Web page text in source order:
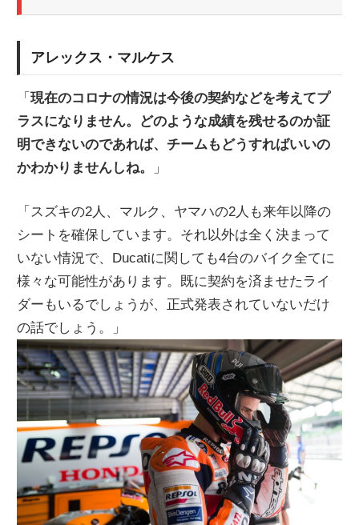
アレックス・マルケス
「現在のコロナの情況は今後の契約などを考えてプ
ラスになりません。どのような成績を残せるのか証
明できないのであれば、チームもどうすればいいの
かわかりませんしね。
」
「スズキの2人、マルク、ヤマハの2人も来年以降の
シートを確保しています。それ以外は全く決まって
いない情況で、Ducatiに関しても4台のバイク全てに
様々な可能性があります。既に契約を済ませたライ
ダーもいるでしょうが、正式発表されていないだけ
の話でしょう。」